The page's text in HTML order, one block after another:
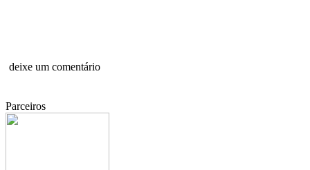
deixe um comentário
Parceiros